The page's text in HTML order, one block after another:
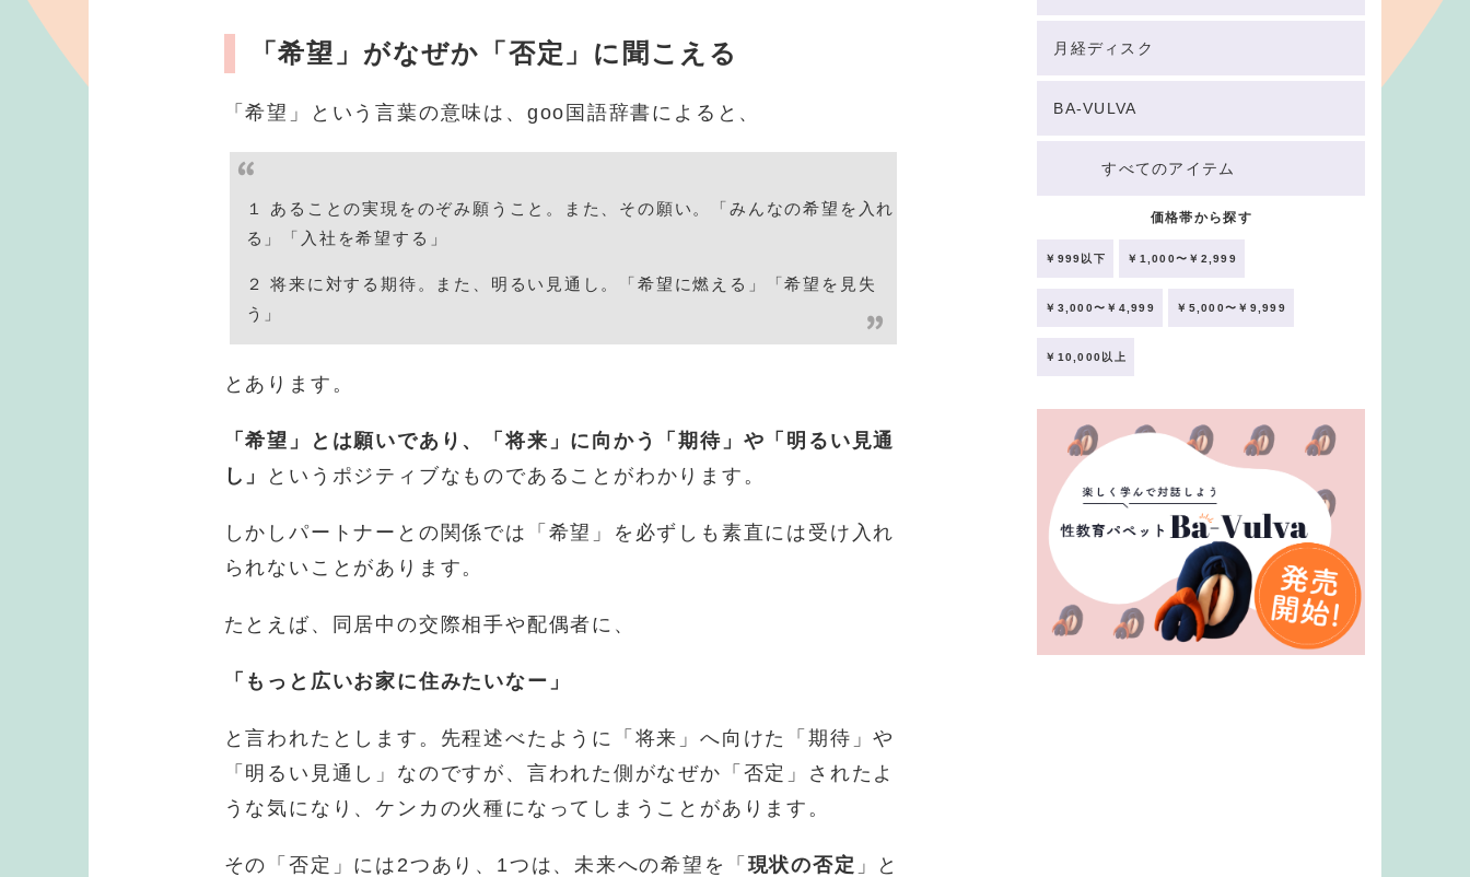
「希望」がなぜか「否定」に聞こえる
「希望」という言葉の意味は、goo国語辞書によると、
１ あることの実現をのぞみ願うこと。また、その願い。「みんなの希望を入れ
る」「入社を希望する」
２ 将来に対する期待。また、明るい見通し。「希望に燃える」「希望を見失
う」
とあります。
「希望」とは願いであり、「将来」に向かう「期待」や「明るい見通
し」
というポジティブなものであることがわかります。
しかしパートナーとの関係では「希望」を必ずしも素直には受け入れ
られないことがあります。
たとえば、同居中の交際相手や配偶者に、
「もっと広いお家に住みたいなー」
と言われたとします。先程述べたように「将来」へ向けた「期待」や
「明るい見通し」なのですが、言われた側がなぜか「否定」されたよ
うな気になり、ケンカの火種になってしまうことがあります。
その「否定」には2つあり、1つは、未来への希望を「 現状の否定 」と
月経ディスク
BA-VULVA
すべてのアイテム
価格帯から探す
￥999以下 ￥1,000〜￥2,999
￥3,000〜￥4,999 ￥5,000〜￥9,999
￥10,000以上